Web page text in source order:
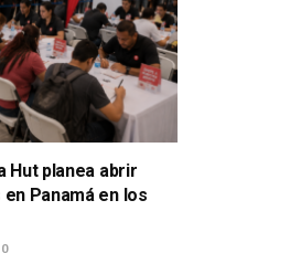
Hut planea abrir
Panamá en los
0